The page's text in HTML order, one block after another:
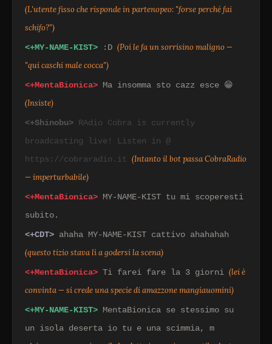
(L'utente fisso che risponde in partenopeo: "forse perché fai
schifo?")
<+MY-NAME-KIST> :D (Poi le fa un sorrisino maligno —
"qui caschi male cocca")
<+MentaBionica> Ma insomma sto cazz esce 😁
(Insiste)
<+Shinobu> RAdio Cobra is currently
broadcasting live! Listen in @
https://cobraradio.it (Intanto il bot passa CobraRadio
— imperturbabile)
<+MentaBionica> MY-NAME-KIST tu mi scoperesti
subito.
<+CDT> ahaha MY-NAME-KIST cattivo ahahahah
(questo tizio stava lì a godersi la scena)
<+MentaBionica> Ti farei fare la 3 giorni (lei è
convinta — si crede una specie di amazzone mangiauomini)
<+MY-NAME-KIST> MentaBionica se stessimo su
un isola deserta io tu e una scimmia, m